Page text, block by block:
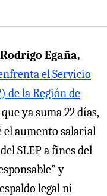
Rodrigo Egaña,
el Servicio
de la Región de
ya suma 22 días,
el aumento salarial
SLEP a fines del
y
legal ni